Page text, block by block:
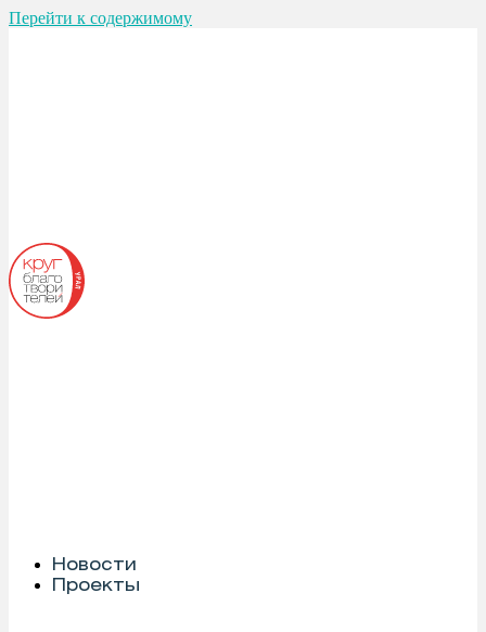
Перейти к содержимому
Новости
Проекты